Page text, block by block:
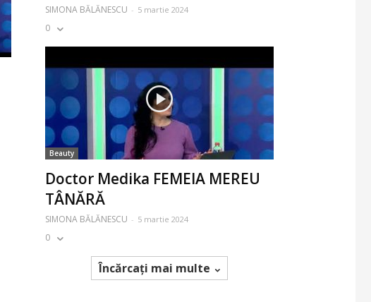
SIMONA BĂLĂNESCU - 5 martie 2024
0
Beauty
Doctor Medika FEMEIA MEREU
TÂNĂRĂ
SIMONA BĂLĂNESCU - 5 martie 2024
0
Încărcați mai multe